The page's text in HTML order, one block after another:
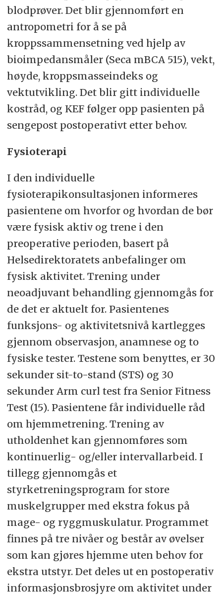
blodprøver. Det blir gjennomført en
antropometri for å se på
kroppssammensetning ved hjelp av
bioimpedansmåler (Seca mBCA 515), vekt,
høyde, kroppsmasseindeks og
vektutvikling. Det blir gitt individuelle
kostråd, og KEF følger opp pasienten på
sengepost postoperativt etter behov.
Fysioterapi
I den individuelle
fysioterapikonsultasjonen informeres
pasientene om hvorfor og hvordan de bør
være fysisk aktiv og trene i den
preoperative perioden, basert på
Helsedirektoratets anbefalinger om
fysisk aktivitet. Trening under
neoadjuvant behandling gjennomgås for
de det er aktuelt for. Pasientenes
funksjons- og aktivitetsnivå kartlegges
gjennom observasjon, anamnese og to
fysiske tester. Testene som benyttes, er 30
sekunder sit-to-stand (STS) og 30
sekunder Arm curl test fra Senior Fitness
Test (15). Pasientene får individuelle råd
om hjemmetrening. Trening av
utholdenhet kan gjennomføres som
kontinuerlig- og/eller intervallarbeid. I
tillegg gjennomgås et
styrketreningsprogram for store
muskelgrupper med ekstra fokus på
mage- og ryggmuskulatur. Programmet
finnes på tre nivåer og består av øvelser
som kan gjøres hjemme uten behov for
ekstra utstyr. Det deles ut en postoperativ
informasjonsbrosjyre om aktivitet under